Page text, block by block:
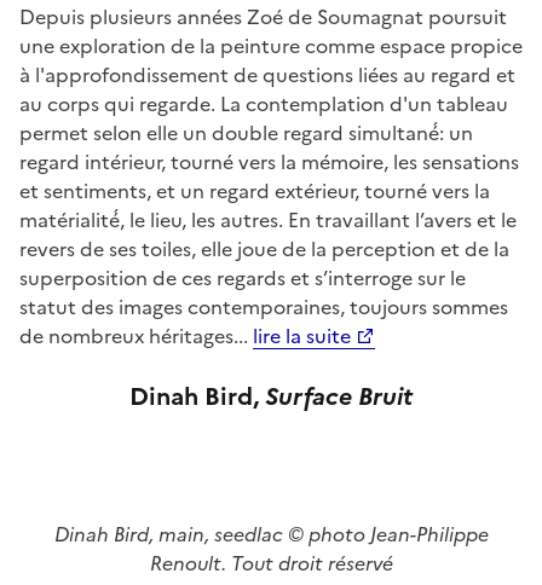
Depuis plusieurs années Zoé de Soumagnat poursuit
une exploration de la peinture comme espace propice
à l'approfondissement de questions liées au regard et
au corps qui regarde. La contemplation d'un tableau
permet selon elle un double regard simultané́: un
regard intérieur, tourné vers la mémoire, les sensations
et sentiments, et un regard extérieur, tourné vers la
matérialité́, le lieu, les autres. En travaillant l’avers et le
revers de ses toiles, elle joue de la perception et de la
superposition de ces regards et s’interroge sur le
statut des images contemporaines, toujours sommes
de nombreux héritages... lire la suite
Dinah Bird,Surface Bruit
Dinah Bird, main, seedlac © photo Jean-Philippe
Renoult. Tout droit réservé